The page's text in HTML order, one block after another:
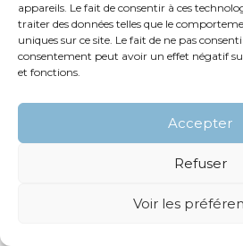
appareils. Le fait de consentir à ces
traiter des données telles que le
uniques sur ce site. Le fait de ne pas
consentement peut avoir un effet négatif
et fonctions.
Accepter
Refuser
Voir les